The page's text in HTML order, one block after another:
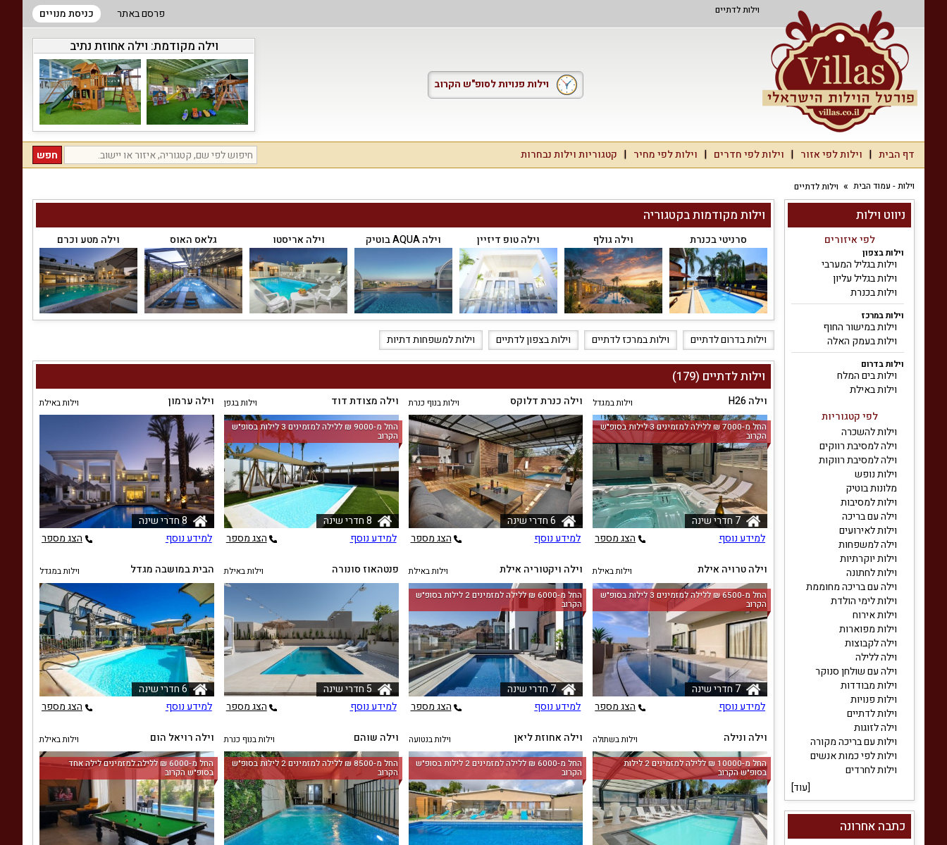
וילות לדתיים פרסם באתר כניסת מנויים
וילות פנויות לסופ"ש הקרוב
וילה מקודמת: וילה אחוזת נתיב
דף הבית וילות לפי אזור וילות לפי חדרים וילות לפי מחיר קטגוריות וילות נבחרות
וילות - עמוד הבית וילות לדתיים
ניווט וילות
לפי איזורים
וילות בצפון
וילות בגליל המערבי
וילות בגליל עליון
וילות בכנרת
וילות במרכז
וילות במישור החוף
וילות בעמק האלה
וילות בדרום
וילות בים המלח
וילות באילת
לפי קטגוריות
וילות להשכרה
וילה למסיבת רווקים
וילה למסיבת רווקות
וילות נופש
מלונות בוטיק
וילות למסיבות
וילה עם בריכה
וילות לאירועים
וילה למשפחות
וילות יוקרתיות
וילות לחתונה
וילה עם בריכה מחוממת
וילות לימי הולדת
וילות אירוח
וילות מפוארות
וילה לקבוצות
וילה ללילה
וילה עם שולחן סנוקר
וילות מבודדות
וילות פנויות
וילות לדתיים
וילה לזוגות
וילות עם בריכה מקורה
וילות לפי כמות אנשים
וילות לחרדים
[עוד]
כתבה אחרונה
וילות מקודמות בקטגוריה
וילה מטע וכרם סרניטי בכנרת וילה גולף וילה טופ דיזיין וילה AQUA בוטיק וילה אריסטו גלאס האוס וילה מטע וכרם
וילות בדרום לדתיים וילות במרכז לדתיים וילות בצפון לדתיים וילות למשפחות דתיות
וילות לדתיים (179)
וילה H26 וילות במגדל
החל מ-‏7000 ₪ ללילה למזמינים 3 לילות בסופ"ש
הקרוב
למידע נוסף הצג מספר
וילה כנרת דלוקס וילות בנוף כנרת
למידע נוסף
הצג מספר
וילה מצודת דוד וילות בגפן
החל מ-‏9000 ₪ ללילה למזמינים 3 לילות בסופ"ש
הקרוב
למידע נוסף הצג מספר
וילה ערמון וילות באילת
למידע נוסף
הצג מספר
וילה טרויה אילת וילות באילת
החל מ-‏6500 ₪ ללילה למזמינים 3 לילות בסופ"ש
הקרוב
למידע נוסף הצג מספר
וילה ויקטוריה אילת וילות באילת
7 חדרי שינה
החל מ-‏6000 ₪ ללילה למזמינים 2 לילות בסופ"ש
הקרוב
למידע נוסף הצג מספר
פנטהאוז סונורה וילות באילת
5 חדרי שינה
למידע נוסף
הצג מספר
הבית במושבה מגדל וילות במגדל
6 חדרי שינה
למידע נוסף
הצג מספר
וילה ונילה וילות בשתולה
החל מ-‏10000 ₪ ללילה למזמינים 2 לילות
בסופ"ש הקרוב
וילה אחוזת ליאן וילות בנטועה
החל מ-‏6000 ₪ ללילה למזמינים 2 לילות בסופ"ש
הקרוב
וילה שוהם וילות בנוף כנרת
החל מ-‏8500 ₪ ללילה למזמינים 2 לילות בסופ"ש
הקרוב
וילה רויאל הום וילות באילת
החל מ-‏6000 ₪ ללילה למזמינים לילה אחד
בסופ"ש הקרוב